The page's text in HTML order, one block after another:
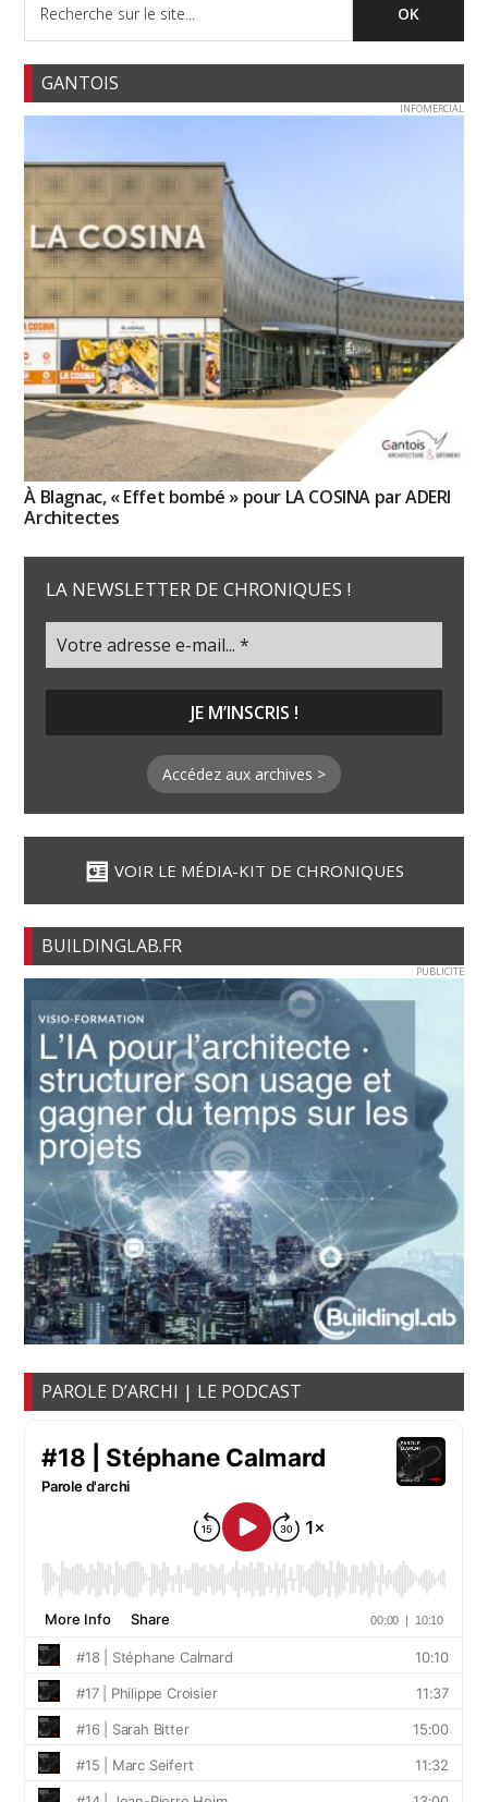
GANTOIS
INFOMERCIAL
À Blagnac, « Effet bombé » pour LA COSINA par ADERI
Architectes
LA NEWSLETTER DE CHRONIQUES !
Accédez aux archives >
VOIR LE MÉDIA-KIT DE CHRONIQUES
BUILDINGLAB.FR
PUBLICITE
PAROLE D’ARCHI | LE PODCAST